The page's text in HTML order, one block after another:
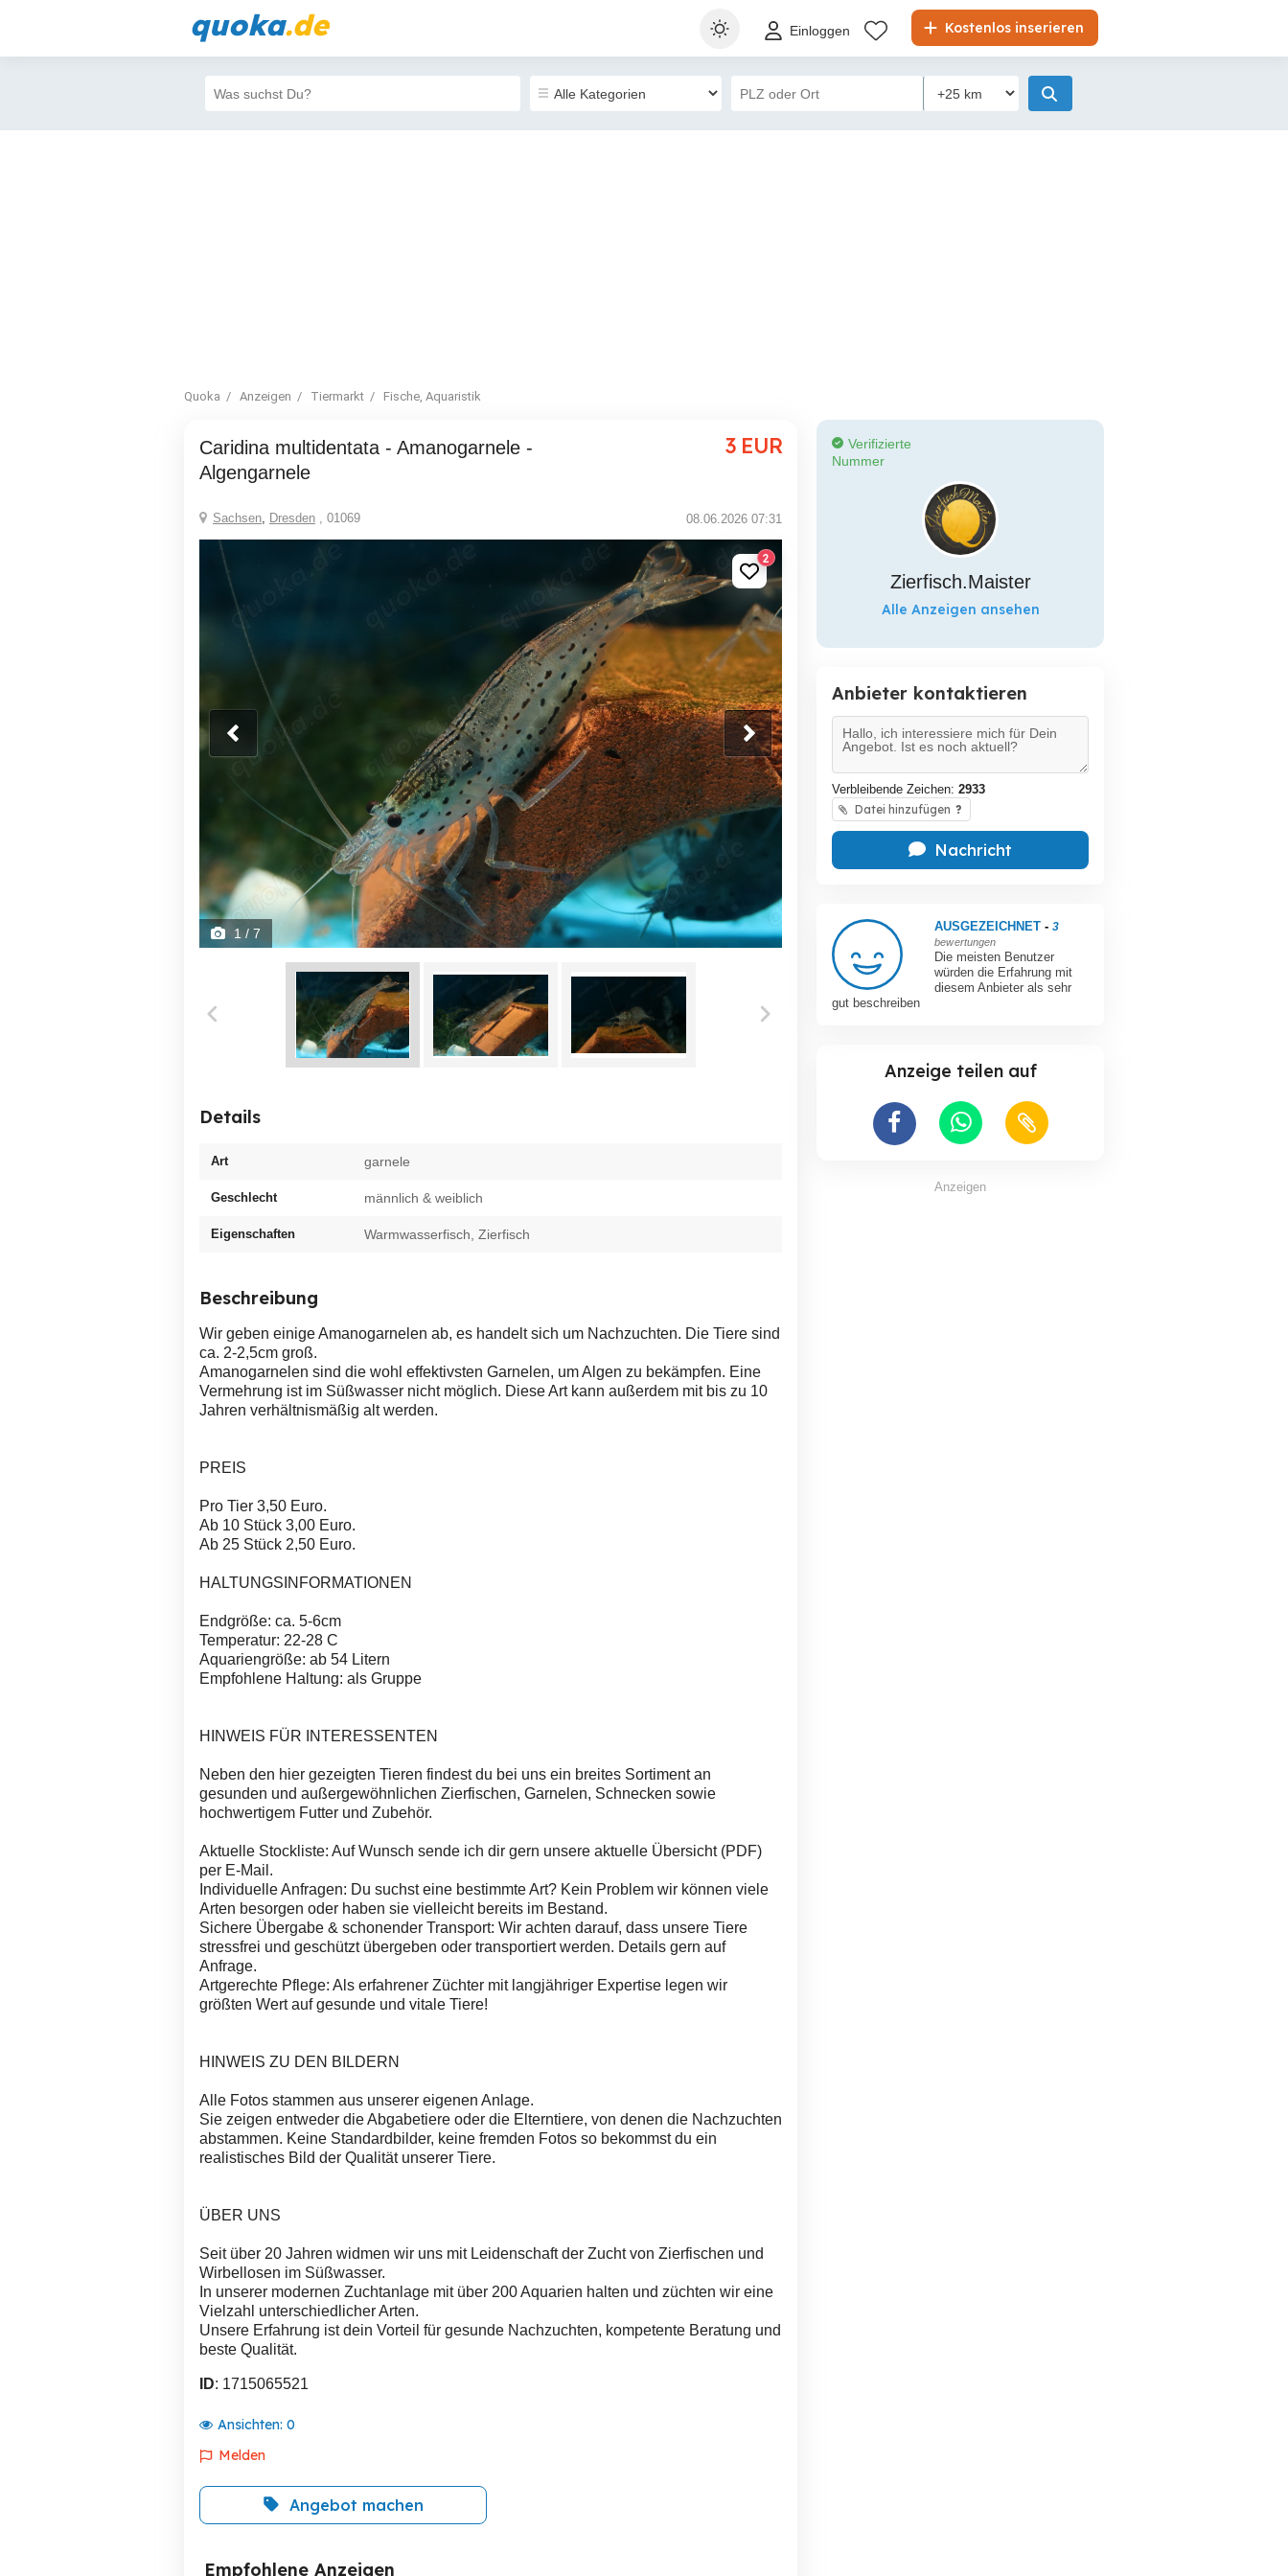
quoka.de Kostenlos inserieren
Einloggen
Quoka Anzeigen Tiermarkt Fische, Aquaristik
Caridina multidentata - Amanogarnele -
Algengarnele
3 EUR
Sachsen, Dresden , 01069 08.06.2026 07:31
2
1 / 7
Details
Art garnele
Geschlecht männlich & weiblich
Eigenschaften Warmwasserfisch, Zierfisch
Beschreibung
Wir geben einige Amanogarnelen ab, es handelt sich um Nachzuchten. Die Tiere sind
ca. 2-2,5cm groß.
Amanogarnelen sind die wohl effektivsten Garnelen, um Algen zu bekämpfen. Eine
Vermehrung ist im Süßwasser nicht möglich. Diese Art kann außerdem mit bis zu 10
Jahren verhältnismäßig alt werden.
PREIS
Pro Tier 3,50 Euro.
Ab 10 Stück 3,00 Euro.
Ab 25 Stück 2,50 Euro.
HALTUNGSINFORMATIONEN
Endgröße: ca. 5-6cm
Temperatur: 22-28 C
Aquariengröße: ab 54 Litern
Empfohlene Haltung: als Gruppe
HINWEIS FÜR INTERESSENTEN
Neben den hier gezeigten Tieren findest du bei uns ein breites Sortiment an
gesunden und außergewöhnlichen Zierfischen, Garnelen, Schnecken sowie
hochwertigem Futter und Zubehör.
Aktuelle Stockliste: Auf Wunsch sende ich dir gern unsere aktuelle Übersicht (PDF)
per E-Mail.
Individuelle Anfragen: Du suchst eine bestimmte Art? Kein Problem wir können viele
Arten besorgen oder haben sie vielleicht bereits im Bestand.
Sichere Übergabe & schonender Transport: Wir achten darauf, dass unsere Tiere
stressfrei und geschützt übergeben oder transportiert werden. Details gern auf
Anfrage.
Artgerechte Pflege: Als erfahrener Züchter mit langjähriger Expertise legen wir
größten Wert auf gesunde und vitale Tiere!
HINWEIS ZU DEN BILDERN
Alle Fotos stammen aus unserer eigenen Anlage.
Sie zeigen entweder die Abgabetiere oder die Elterntiere, von denen die Nachzuchten
abstammen. Keine Standardbilder, keine fremden Fotos so bekommst du ein
realistisches Bild der Qualität unserer Tiere.
ÜBER UNS
Seit über 20 Jahren widmen wir uns mit Leidenschaft der Zucht von Zierfischen und
Wirbellosen im Süßwasser.
In unserer modernen Zuchtanlage mit über 200 Aquarien halten und züchten wir eine
Vielzahl unterschiedlicher Arten.
Unsere Erfahrung ist dein Vorteil für gesunde Nachzuchten, kompetente Beratung und
beste Qualität.
ID: 1715065521
Ansichten: 0
Melden
Angebot machen
Empfohlene Anzeigen
Verifizierte
Nummer
Zierfisch.Maister
Alle Anzeigen ansehen
Anbieter kontaktieren
Verbleibende Zeichen: 2933
Datei hinzufügen ?
Nachricht
AUSGEZEICHNET- 3
bewertungen
Die meisten Benutzer
würden die Erfahrung mit
diesem Anbieter als sehr
gut beschreiben
Anzeige teilen auf
Anzeigen